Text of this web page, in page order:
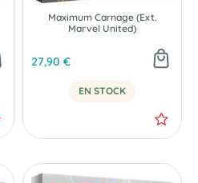
Maximum Carnage (Ext.
Marvel United)
27,90 €
EN STOCK